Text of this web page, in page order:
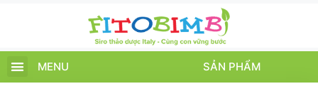
MENU SẢN PHẨM